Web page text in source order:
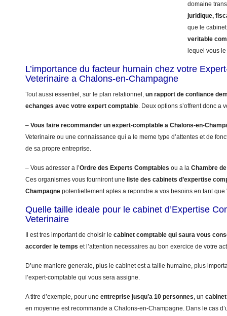
domaine
juridique,
que le
veritable
lequel vous
L’importance du facteur humain chez votre
Veterinaire a Chalons-en-Champagne
Tout aussi essentiel, sur le plan relationnel, un rapport de confiance
echanges avec votre expert comptable. Deux options s’offrent donc a
– Vous faire recommander un expert-comptable a Chalons-en-
Veterinaire ou une connaissance qui a le meme type d’attentes et de
de sa propre entreprise.
– Vous adresser a l’Ordre des Experts Comptables ou a la Chambre
Ces organismes vous fourniront une liste des cabinets d’expertise
Champagne potentiellement aptes a repondre a vos besoins en tant que
Quelle taille ideale pour le cabinet d’Expertise
Veterinaire
Il est tres important de choisir le cabinet comptable qui saura vous
accorder le temps et l’attention necessaires au bon exercice de votre
D’une maniere generale, plus le cabinet est a taille humaine, plus
l’expert-comptable qui vous sera assigne.
A titre d’exemple, pour une entreprise jusqu’a 10 personnes, un
en moyenne est recommande a Chalons-en-Champagne. Dans le cas